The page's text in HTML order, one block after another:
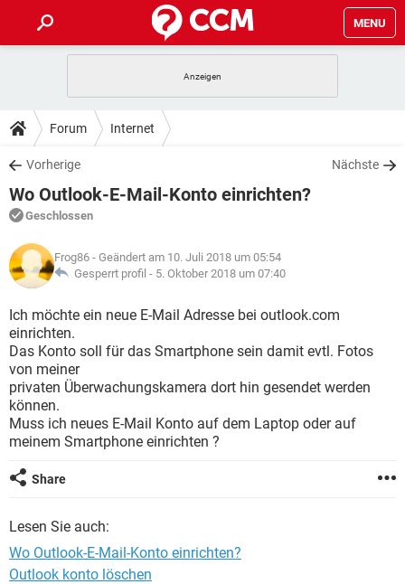
MENU
ANDROID
WINDOWS 10
WHATSAPP TIKTOK
FACEBOOK
TIPPS & TRICKS
SPIELE
WINDOWS 10
WHATSAPP
FACEBOOK HARDWARE
DOWNLOADS
SPIELE STREAMING
ANDROID
WINDOWS 10 INSTAGRAM
WHATSAPP
FACEBOOK HARDWARE
FORUM
SPIELE
ANDROID IOS
WHATSAPP
FACEBOOK
LEXIKON
SPIELE
ANDROID IOS
WINDOWS 10 INSTAGRAM
WHATSAPP TIKTOK
FACEBOOK
Forum Internet
Vorherige Nächste
Wo Outlook-E-Mail-Konto einrichten?
Geschlossen
Frog86 - Geändert am 10. Juli 2018 um 05:54
Gesperrt profil - 5. Oktober 2018 um 07:40
Ich möchte ein neue E-Mail Adresse bei outlook.com
einrichten.
Das Konto soll für das Smartphone sein damit evtl. Fotos
von meiner
privaten Überwachungskamera dort hin gesendet werden
können.
Muss ich neues E-Mail Konto auf dem Laptop oder auf
meinem Smartphone einrichten ?
Share
Lesen Sie auch:
Wo Outlook-E-Mail-Konto einrichten?
Outlook konto löschen